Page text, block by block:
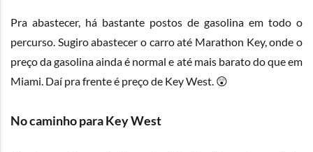
Pra abastecer, há bastante postos de gasolina em todo o
percurso. Sugiro abastecer o carro até Marathon Key, onde o
preço da gasolina ainda é normal e até mais barato do que em
Miami. Daí pra frente é preço de Key West. 😲
No caminho para Key West